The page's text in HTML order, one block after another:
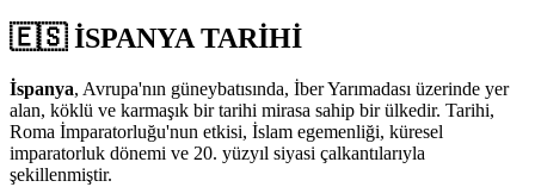
🇪🇸 İSPANYA TARİHİ
İspanya, Avrupa'nın güneybatısında, İber Yarımadası üzerinde yer
alan, köklü ve karmaşık bir tarihi mirasa sahip bir ülkedir. Tarihi,
Roma İmparatorluğu'nun etkisi, İslam egemenliği, küresel
imparatorluk dönemi ve 20. yüzyıl siyasi çalkantılarıyla
şekillenmiştir.